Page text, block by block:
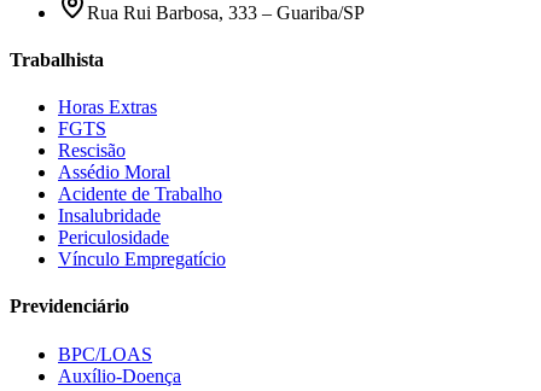
Rua Rui Barbosa, 333 – Guariba/SP
Trabalhista
Horas Extras
FGTS
Rescisão
Assédio Moral
Acidente de Trabalho
Insalubridade
Periculosidade
Vínculo Empregatício
Previdenciário
BPC/LOAS
Auxílio-Doença